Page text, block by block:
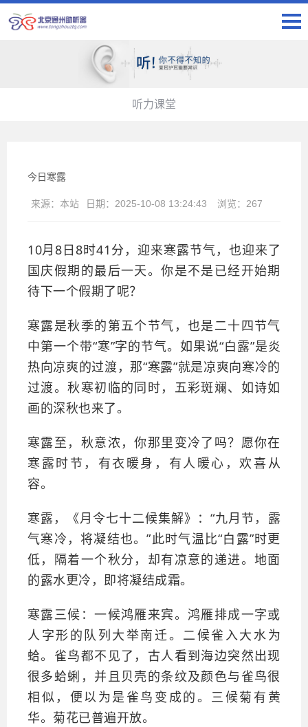
听力课堂
今日寒露
来源： 本站 日期： 2025-10-08 13:24:43 浏览： 267
10月8日8时41分，迎来寒露节气，也迎来了
国庆假期的最后一天。你是不是已经开始期
待下一个假期了呢？
寒露是秋季的第五个节气，也是二十四节气
中第一个带“寒”字的节气。如果说“白露”是炎
热向凉爽的过渡，那“寒露”就是凉爽向寒冷的
过渡。秋寒初临的同时，五彩斑斓、如诗如
画的深秋也来了。
寒露至，秋意浓，你那里变冷了吗？愿你在
寒露时节，有衣暖身，有人暖心，欢喜从
容。
寒露，《月令七十二候集解》：“九月节，露
气寒冷，将凝结也。”此时气温比“白露”时更
低，隔着一个秋分，却有凉意的递进。地面
的露水更冷，即将凝结成霜。
寒露三候：一候鸿雁来宾。鸿雁排成一字或
人字形的队列大举南迁。二候雀入大水为
蛤。雀鸟都不见了，古人看到海边突然出现
很多蛤蜊，并且贝壳的条纹及颜色与雀鸟很
相似，便以为是雀鸟变成的。三候菊有黄
华。菊花已普遍开放。